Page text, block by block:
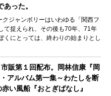
った。
クジャンボリーはいわゆる「関西フ
て捉えられ、その後も70年、71年
くにとっては、終わりの始まりとし
販第１回配布。岡林信康『岡
アルバム第一集～わたしを断
い風船『おとぎばなし』